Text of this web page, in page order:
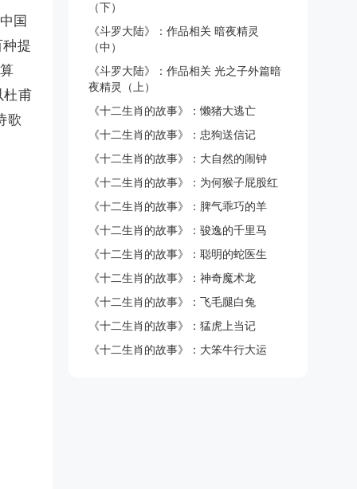
国
提
杜甫
歌
（下）
《斗罗大陆》：作品相关 暗夜精灵
（中）
《斗罗大陆》：作品相关 光之子外篇暗
夜精灵（上）
《十二生肖的故事》：懒猪大逃亡
《十二生肖的故事》：忠狗送信记
《十二生肖的故事》：大自然的闹钟
《十二生肖的故事》：为何猴子屁股红
《十二生肖的故事》：脾气乖巧的羊
《十二生肖的故事》：骏逸的千里马
《十二生肖的故事》：聪明的蛇医生
《十二生肖的故事》：神奇魔术龙
《十二生肖的故事》：飞毛腿白兔
《十二生肖的故事》：猛虎上当记
《十二生肖的故事》：大笨牛行大运